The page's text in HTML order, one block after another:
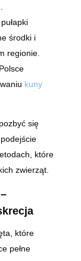
środki i
regionie.
kuny
się
które
zwierząt.
które
pełne